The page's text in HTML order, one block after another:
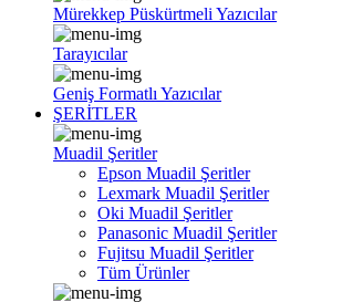
Mürekkep Püskürtmeli Yazıcılar
Tarayıcılar
Geniş Formatlı Yazıcılar
ŞERİTLER
Muadil Şeritler
Epson Muadil Şeritler
Lexmark Muadil Şeritler
Oki Muadil Şeritler
Panasonic Muadil Şeritler
Fujitsu Muadil Şeritler
Tüm Ürünler